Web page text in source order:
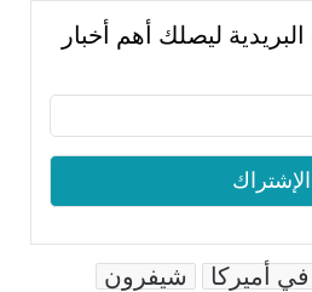
ليصلك أهم أخبار
أميركا
شيفرون